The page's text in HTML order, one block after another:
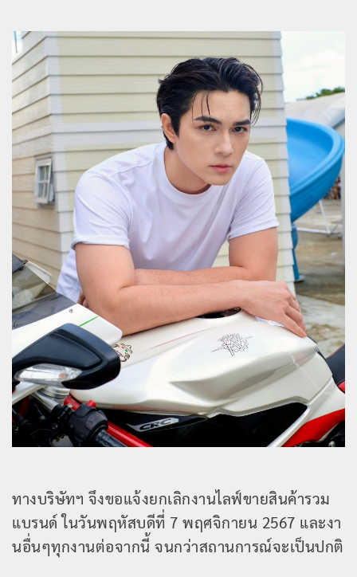
ทางบริษัทฯ จึงขอแจ้งยกเลิกงานไลฟ์ขายสินค้ารวม
แบรนด์ ในวันพฤหัสบดีที่ 7 พฤศจิกายน 2567 และงา
นอื่นๆทุกงานต่อจากนี้ จนกว่าสถานการณ์จะเป็นปกติ